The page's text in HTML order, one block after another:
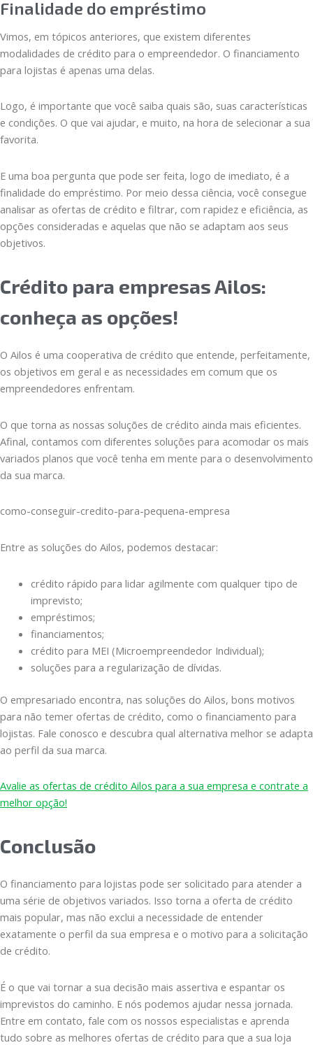
Finalidade do empréstimo
Vimos, em tópicos anteriores, que existem diferentes
modalidades de crédito para o empreendedor. O financiamento
para lojistas é apenas uma delas.
Logo, é importante que você saiba quais são, suas características
e condições. O que vai ajudar, e muito, na hora de selecionar a sua
favorita.
E uma boa pergunta que pode ser feita, logo de imediato, é a
finalidade do empréstimo. Por meio dessa ciência, você consegue
analisar as ofertas de crédito e filtrar, com rapidez e eficiência, as
opções consideradas e aquelas que não se adaptam aos seus
objetivos.
Crédito para empresas Ailos:
conheça as opções!
O Ailos é uma cooperativa de crédito que entende, perfeitamente,
os objetivos em geral e as necessidades em comum que os
empreendedores enfrentam.
O que torna as nossas soluções de crédito ainda mais eficientes.
Afinal, contamos com diferentes soluções para acomodar os mais
variados planos que você tenha em mente para o desenvolvimento
da sua marca.
como-conseguir-credito-para-pequena-empresa
Entre as soluções do Ailos, podemos destacar:
crédito rápido para lidar agilmente com qualquer tipo de
imprevisto;
empréstimos;
financiamentos;
crédito para MEI (Microempreendedor Individual);
soluções para a regularização de dívidas.
O empresariado encontra, nas soluções do Ailos, bons motivos
para não temer ofertas de crédito, como o financiamento para
lojistas. Fale conosco e descubra qual alternativa melhor se adapta
ao perfil da sua marca.
Avalie as ofertas de crédito Ailos para a sua empresa e contrate a
melhor opção!
Conclusão
O financiamento para lojistas pode ser solicitado para atender a
uma série de objetivos variados. Isso torna a oferta de crédito
mais popular, mas não exclui a necessidade de entender
exatamente o perfil da sua empresa e o motivo para a solicitação
de crédito.
É o que vai tornar a sua decisão mais assertiva e espantar os
imprevistos do caminho. E nós podemos ajudar nessa jornada.
Entre em contato, fale com os nossos especialistas e aprenda
tudo sobre as melhores ofertas de crédito para que a sua loja